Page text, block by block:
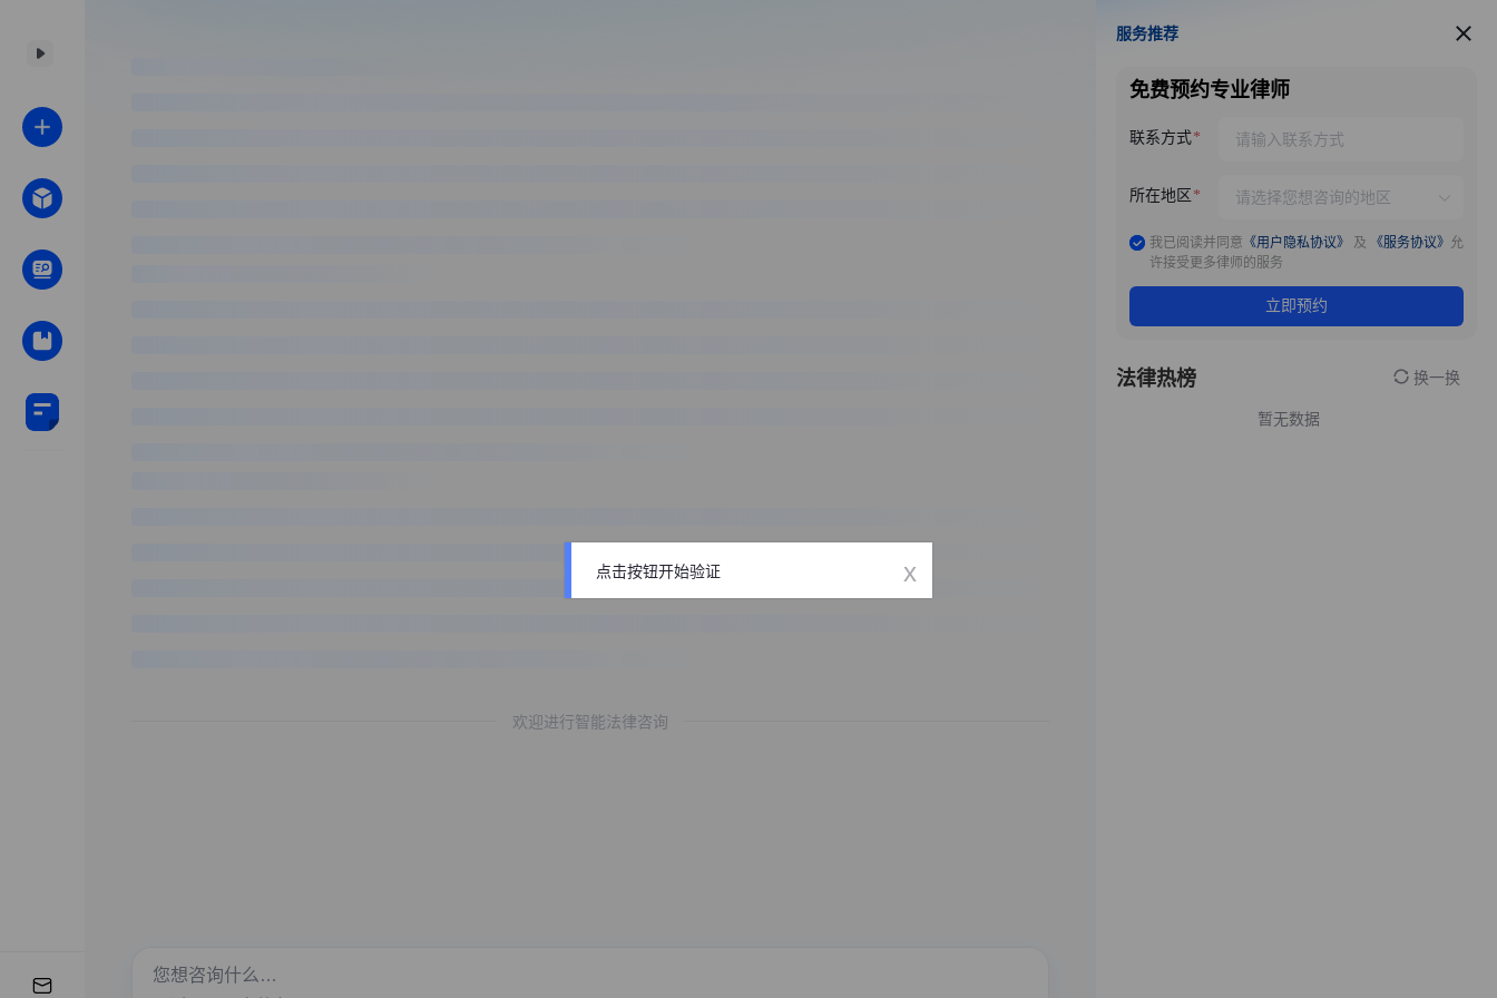
欢迎进行智能法律咨询
服务推荐
服务推荐
免费预约专业律师
联系方式
所在地区
我已阅读并同意 《用户隐私协议》 及 《服务协议》 允
许接受更多律师的服务
立即预约
法律热榜 换一换
暂无数据
点击按钮开始验证 x